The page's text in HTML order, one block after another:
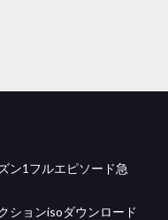
ン1フルエピソード急
ションisoダウンロード